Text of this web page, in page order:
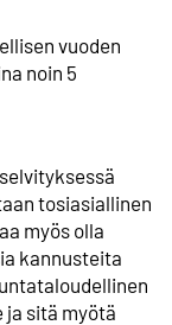
vuoden
noin 5
tosiasiallinen
myös olla
kannusteita
sitä myötä